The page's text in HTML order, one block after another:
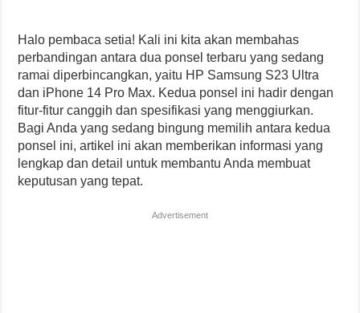
Halo pembaca setia! Kali ini kita akan membahas
perbandingan antara dua ponsel terbaru yang sedang
ramai diperbincangkan, yaitu HP Samsung S23 Ultra
dan iPhone 14 Pro Max. Kedua ponsel ini hadir dengan
fitur-fitur canggih dan spesifikasi yang menggiurkan.
Bagi Anda yang sedang bingung memilih antara kedua
ponsel ini, artikel ini akan memberikan informasi yang
lengkap dan detail untuk membantu Anda membuat
keputusan yang tepat.
Advertisement